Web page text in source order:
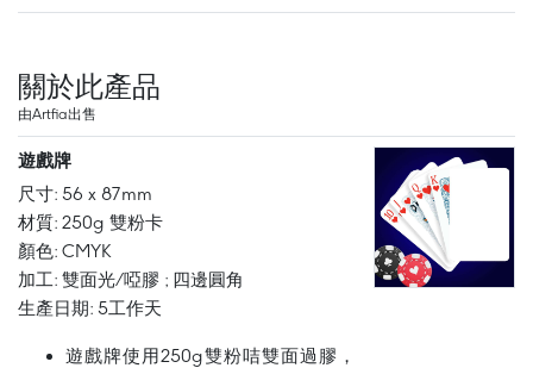
關於此產品
由Artfia出售
遊戲牌
尺寸: 56 x 87mm
材質: 250g 雙粉卡
顏色: CMYK
加工: 雙面光/啞膠 ; 四邊圓角
生產日期: 5工作天
遊戲牌使用250g雙粉咭雙面過膠，